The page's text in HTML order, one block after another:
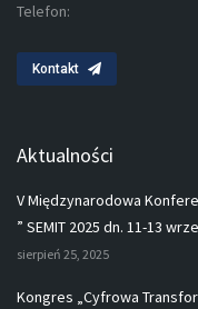
Telefon:
Kontakt
Aktualności
V Międzynarodowa
” SEMIT 2025 dn. 11-13
sierpień 25, 2025
Kongres „Cyfrowa